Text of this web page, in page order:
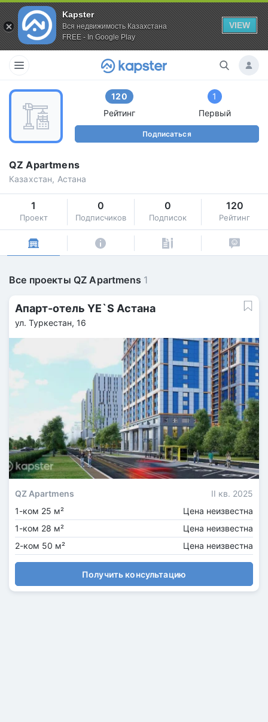
Kapster
Вся недвижимость Казахстана
FREE - In Google Play
VIEW
120
Рейтинг
1
Первый
Подписаться
QZ Apartmens
Казахстан, Астана
1
Проект
0
Подписчиков
0
Подписок
120
Рейтинг
Все проекты QZ Apartmens 1
Апарт-отель YE`S Астана
ул. Туркестан, 16
QZ Apartmens
II кв. 2025
1-ком 25 м²
Цена неизвестна
1-ком 28 м²
Цена неизвестна
2-ком 50 м²
Цена неизвестна
Получить консультацию